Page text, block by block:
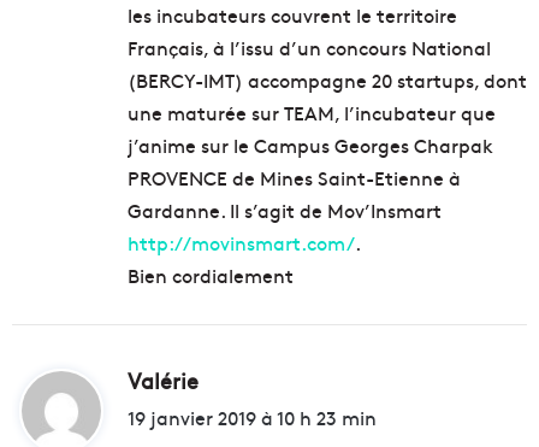
les incubateurs couvrent le territoire
Français, à l’issu d’un concours National
(BERCY-IMT) accompagne 20 startups, dont
une maturée sur TEAM, l’incubateur que
j’anime sur le Campus Georges Charpak
PROVENCE de Mines Saint-Etienne à
Gardanne. Il s’agit de Mov’Insmart
http://movinsmart.com/.
Bien cordialement
Valérie
i
19 janvier 2019 à 10 h 23 min